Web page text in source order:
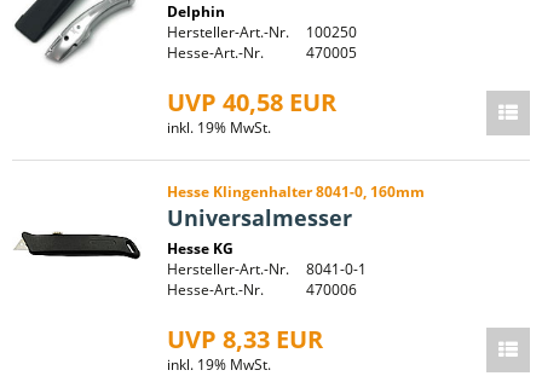
Delphin
Hersteller-Art.-Nr.
100250
Hesse-Art.-Nr.
470005
UVP 40,58 EUR
inkl. 19% MwSt.
Hesse Klingenhalter 8041-0, 160mm
Universalmesser
Hesse KG
Hersteller-Art.-Nr.
8041-0-1
Hesse-Art.-Nr.
470006
UVP 8,33 EUR
inkl. 19% MwSt.